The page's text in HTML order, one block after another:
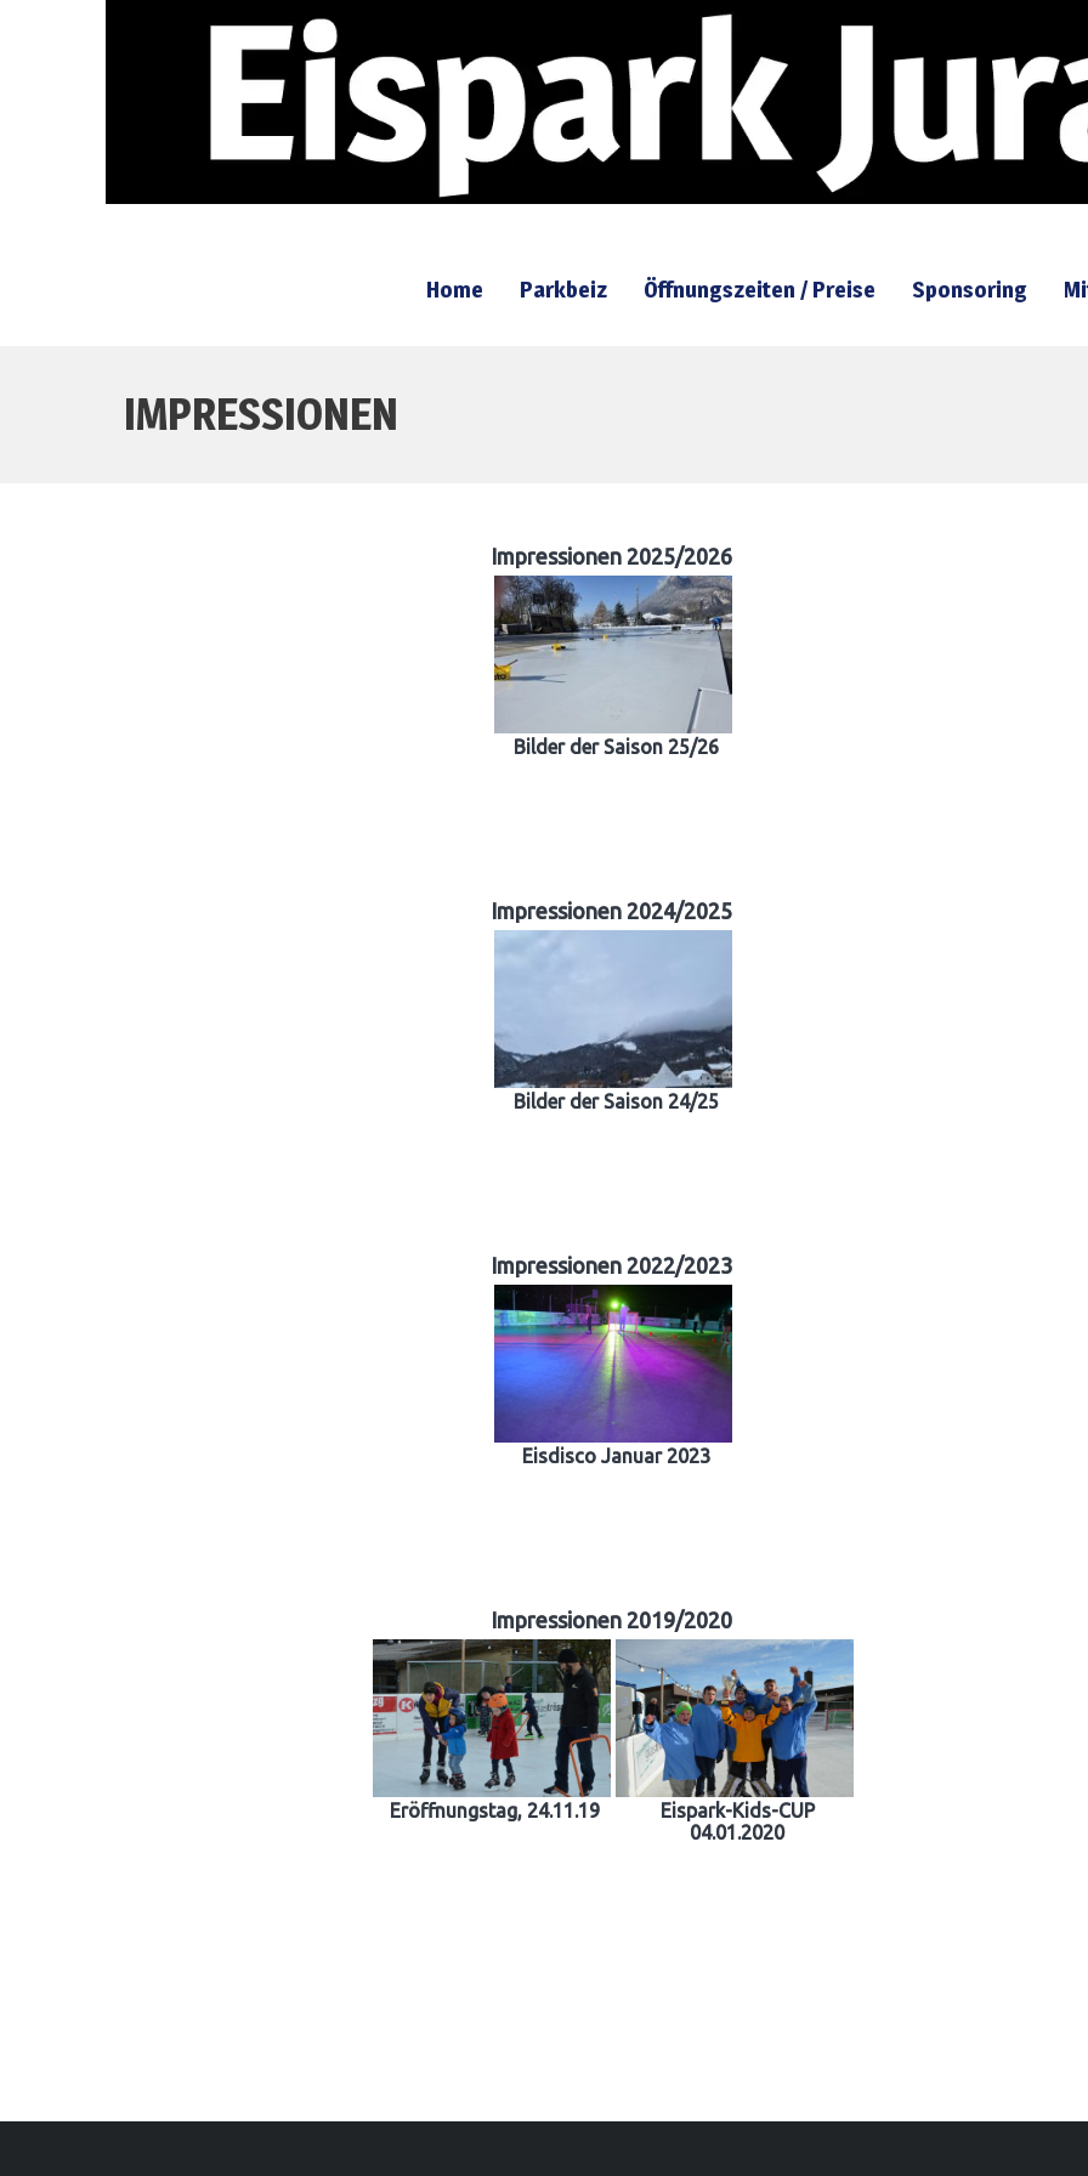
Home Parkbeiz Öffnungszeiten / Preise Sponsoring
IMPRESSIONEN
Impressionen 2025/2026
Bilder der Saison 25/26
Impressionen 2024/2025
Bilder der Saison 24/25
Impressionen 2022/2023
Eisdisco Januar 2023
Impressionen 2019/2020
Eröffnungstag, 24.11.19
Eispark-Kids-CUP
04.01.2020